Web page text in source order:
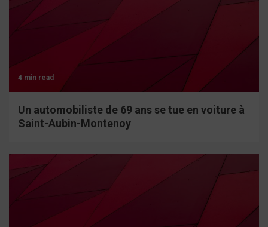
4 min read
Un automobiliste de 69 ans se tue en voiture à
Saint-Aubin-Montenoy